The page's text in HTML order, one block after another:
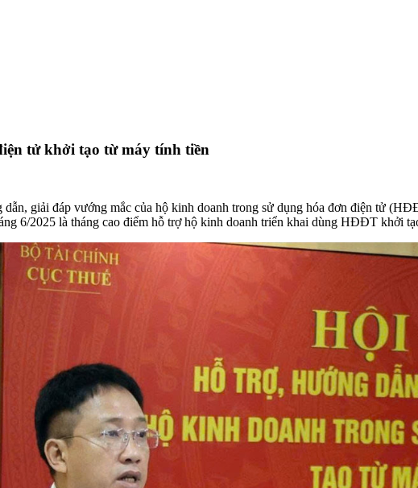
tử khởi tạo từ máy tính tiền
giải đáp vướng mắc của hộ kinh doanh trong sử dụng hóa đơn điện tử
6/2025 là tháng cao điểm hỗ trợ hộ kinh doanh triển khai dùng HĐĐT khởi